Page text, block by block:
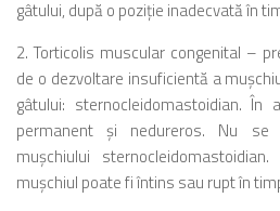
gâtului, după o poziţie inadecvată în
2. Torticolis muscular congenital –
de o dezvoltare insuficientă a
gâtului: sternocleidomastoidian.
permanent şi nedureros. Nu se
muşchiului
muşchiul poate fi întins sau rupt în